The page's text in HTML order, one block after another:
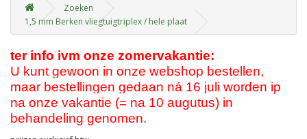
Zoeken
1,5 mm Berken vliegtuigtriplex / hele plaat
ter info ivm onze zomervakantie:
U kunt gewoon in onze webshop bestellen,
maar bestellingen gedaan ná 16 juli worden ip
na onze vakantie (= na 10 augutus) in
behandeling genomen.